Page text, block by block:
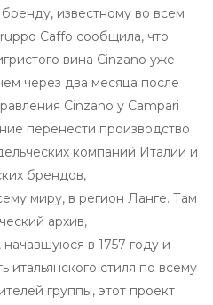
известному во всем
Caffo сообщила, что
вина Cinzano уже
через два месяца после
Cinzano у Campari
перенести производство
компаний Италии и
брендов,
миру, в регион Ланге. Там
архив,
в 1757 году и
стиля по всему
группы, этот проект